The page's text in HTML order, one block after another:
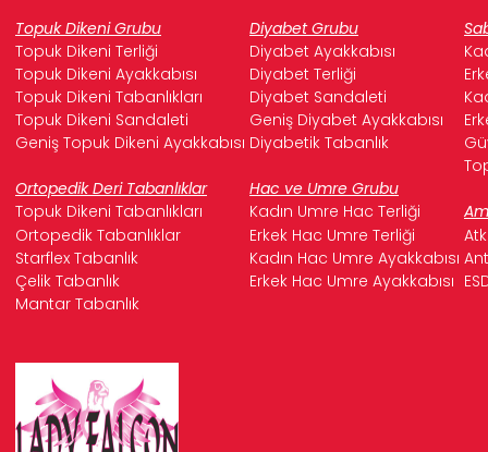
Topuk Dikeni Grubu Diyabet Grubu
Topuk Dikeni Terliği
Diyabet Ayakkabısı
Topuk Dikeni Ayakkabısı
Diyabet Terliği
Topuk Dikeni Tabanlıkları
Diyabet Sandaleti
Topuk Dikeni Sandaleti
Geniş Diyabet Ayakkabısı
Geniş Topuk Dikeni Ayakkabısı Diyabetik Tabanlık
Ortopedik Deri Tabanlıklar
Hac ve Umre Grubu
Topuk Dikeni Tabanlıkları
Kadın Umre Hac Terliği
Ortopedik Tabanlıklar
Erkek Hac Umre Terliği
Starflex Tabanlık
Kadın Hac Umre Ayakkabısı
Çelik Tabanlık
Erkek Hac Umre Ayakkabısı
Mantar Tabanlık